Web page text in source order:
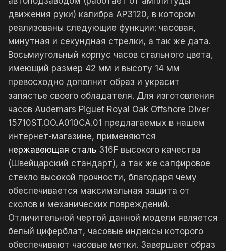
движения руки) калибра AP3120, в котором
реализованы следующие функции: часовая,
минутная и секундная стрелки, а так же дата.
Восьмиугольный корпус часов стального цвета,
имеющий размер 42 мм и высоту 14 мм
превосходно дополнит образ и украсит
запястье своего обладателя. Для изготовления
часов Audemars Piguet Royal Oak Offshore Diver
15710ST.OO.A010CA.01 предлагаемых в нашем
интернет-магазине, применяются
нержавеющая сталь 316F высокого качества
(Швейцарский стандарт), а так же сапфировое
стекло высокой прочности, благодаря чему
обеспечивается максимальная защита от
сколов и механических повреждений.
Отличительной чертой данной модели является
белый циферблат, часовые индексы которого
обеспечивают часовые метки. Завершает образ